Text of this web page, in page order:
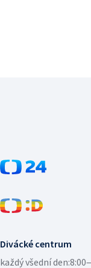
Divácké centrum
každý všední den: